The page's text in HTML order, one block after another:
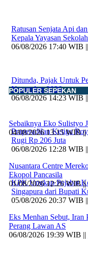
Ratusan Senjata Api
Kepala Yayasan
06/08/2026 17:40 WIB ||
Ditunda, Pajak Untuk
November 2026
06/08/2026 14:23 WIB ||
Praperadilan Ketiga
Rugi Rp 206 Juta
06/08/2026 12:28 WIB ||
KPK Ungkap Pejabat
Singapura dari Bupati
05/08/2026 20:37 WIB ||
POPULER SEPEKAN
Sebaiknya Eko Sulistyo
04/08/2026 13:15 WIB ||
Nusantara Centre
Ekopol Pancasila
01/08/2026 12:26 WIB ||
Eks Menhan Sebut, Iran
Perang Lawan AS
06/08/2026 19:39 WIB ||